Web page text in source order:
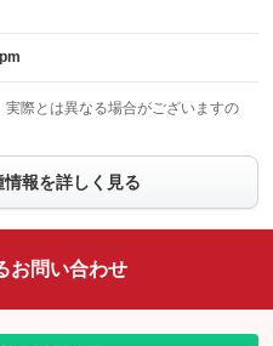
：装備あり
フロントカメラ
：装備あり
：装備あり
ルーフレール
：装備なし
：装備なし
際とは異なる場合がございますの
報を詳しく見る
お問い合わせ